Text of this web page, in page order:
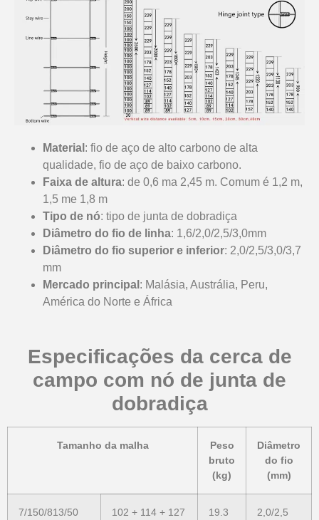
Material : fio de aço de alto carbono de alta
qualidade, fio de aço de baixo carbono.
Faixa de altura: de 0,6 ma 2,45 m. Comum é 1,2 m,
1,5 me 1,8 m
Tipo de nó: tipo de junta de dobradiça
Diâmetro do fio de linha: 1,6/2,0/2,5/3,0mm
Diâmetro do fio superior e inferior: 2,0/2,5/3,0/3,7
mm
Mercado principal : Malásia, Austrália, Peru,
América do Norte e África
Especificações da cerca de
campo com nó de junta de
dobradiça
Tamanho da malha
Peso
bruto
(kg)
Diâmetro
do fio
(mm)
7/150/813/50
102 + 114 + 127
19.3
2,0/2,5